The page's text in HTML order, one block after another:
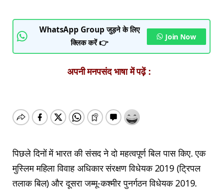
WhatsApp Group जुड़ने के लिए
क्लिक करें 👉
Join Now
अपनी मनपसंद भाषा में पढ़ें :
पिछले दिनों में भारत की संसद ने दो महत्वपूर्ण बिल पास किए. एक
मुस्लिम महिला विवाह अधिकार संरक्षण विधेयक 2019 (ट्रिपल
तलाक बिल) और दूसरा जम्मू-कश्मीर पुनर्गठन विधेयक 2019.